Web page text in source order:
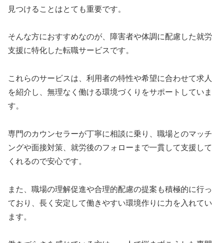
見つけることはとても重要です。
そんな方におすすめなのが、障害者や体調に配慮した就労
支援に特化した転職サービスです。
これらのサービスは、利用者の特性や希望に合わせて求人
を紹介し、無理なく働ける環境づくりをサポートしていま
す。
専門のカウンセラーが丁寧に相談に乗り、職場とのマッチ
ングや面接対策、就労後のフォローまで一貫して支援して
くれるので安心です。
また、職場の理解促進や合理的配慮の提案も積極的に行っ
ており、長く安定して働きやすい環境作りに力を入れてい
ます。